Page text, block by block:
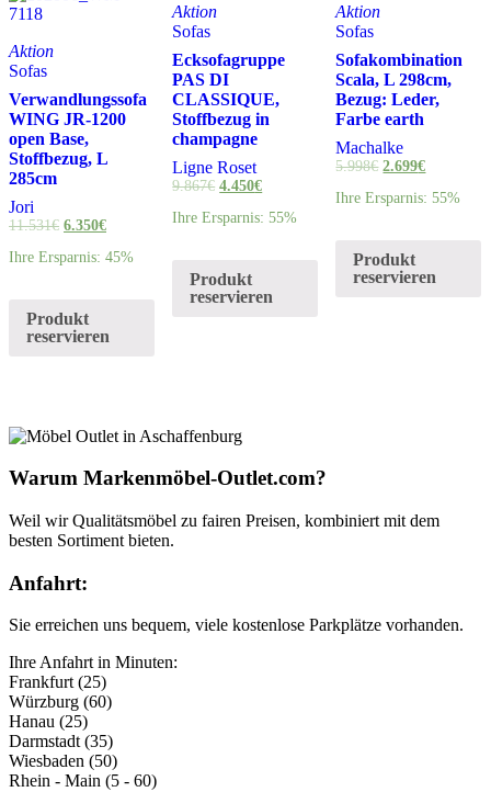
Aktion
Sofas
Verwandlungssofa
WING JR-1200
open Base,
Stoffbezug, L
285cm
Jori
11.531€ 6.350€
Ihre Ersparnis: 45%
Produkt
reservieren
Aktion
Sofas
Ecksofagruppe
PAS DI
CLASSIQUE,
Stoffbezug in
champagne
Ligne Roset
9.867€ 4.450€
Ihre Ersparnis: 55%
Produkt
reservieren
Aktion
Sofas
Sofakombination
Scala, L 298cm,
Bezug: Leder,
Farbe earth
Machalke
5.998€ 2.699€
Ihre Ersparnis: 55%
Produkt
reservieren
Warum Markenmöbel-Outlet.com?
Weil wir Qualitätsmöbel zu fairen Preisen, kombiniert mit dem
besten Sortiment bieten.
Anfahrt:
Sie erreichen uns bequem, viele kostenlose Parkplätze vorhanden.
Ihre Anfahrt in Minuten:
Frankfurt (25)
Würzburg (60)
Hanau (25)
Darmstadt (35)
Wiesbaden (50)
Rhein - Main (5 - 60)